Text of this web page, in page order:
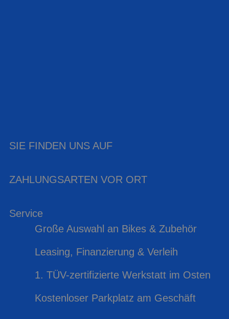
SIE FINDEN UNS AUF
ZAHLUNGSARTEN VOR ORT
Service
Große Auswahl an Bikes & Zubehör
Leasing, Finanzierung & Verleih
1. TÜV-zertifizierte Werkstatt im Osten
Kostenloser Parkplatz am Geschäft